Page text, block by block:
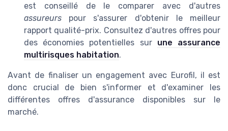
est conseillé de le comparer avec d'autres
assureurs pour s'assurer d'obtenir le meilleur
rapport qualité-prix. Consultez d'autres offres pour
des économies potentielles sur une assurance
multirisques habitation.
Avant de finaliser un engagement avec Eurofil, il est
donc crucial de bien s'informer et d'examiner les
différentes offres d'assurance disponibles sur le
marché.